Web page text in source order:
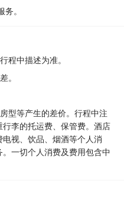
。
程中描述为准。
。
型等产生的差价。 行程中注
行李的托运费、保管费。酒店
视、饮品、烟酒等个人消
一切个人消费及费用包含中